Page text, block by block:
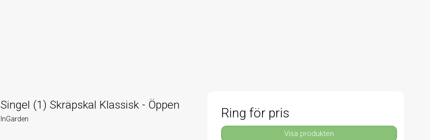
Singel (1) Skräpskal Klassisk - Öppen
InGarden Ring för pris
Visa produkten